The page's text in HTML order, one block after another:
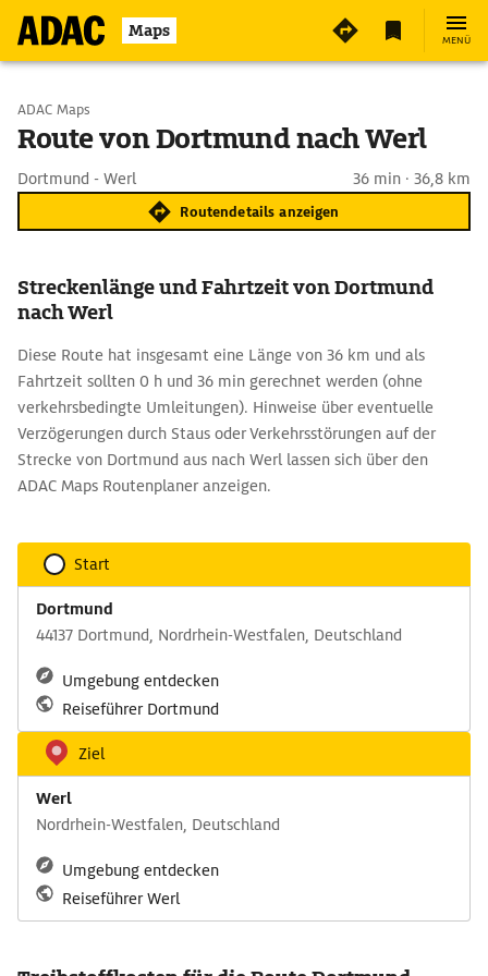
Maps MENÜ
Start wählen
ADAC Maps
Route von Dortmund nach Werl
Dortmund - Werl 36 min · 36,8 km
Routendetails anzeigen
Streckenlänge und Fahrtzeit von Dortmund
nach Werl
Diese Route hat insgesamt eine Länge von 36 km und als
Fahrtzeit sollten 0 h und 36 min gerechnet werden (ohne
verkehrsbedingte Umleitungen). Hinweise über eventuelle
Verzögerungen durch Staus oder Verkehrsstörungen auf der
Strecke von Dortmund aus nach Werl lassen sich über den
ADAC Maps Routenplaner anzeigen.
Start
Dortmund
44137 Dortmund, Nordrhein-Westfalen, Deutschland
Umgebung entdecken
Reiseführer Dortmund
Ziel
Werl
Nordrhein-Westfalen, Deutschland
Umgebung entdecken
Reiseführer Werl